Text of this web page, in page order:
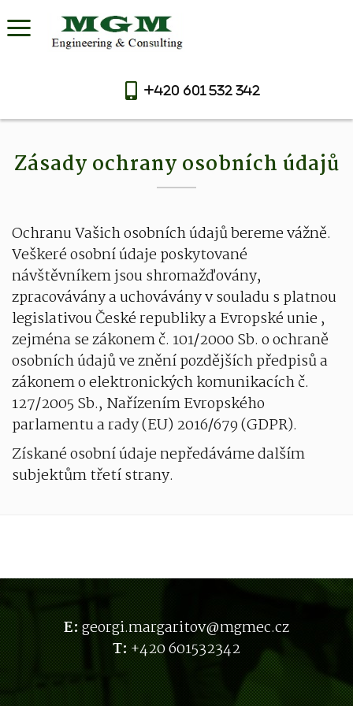
+420 601 532 342
Zásady ochrany osobních údajů
Ochranu Vašich osobních údajů bereme vážně.
Veškeré osobní údaje poskytované
návštěvníkem jsou shromažďovány,
zpracovávány a uchovávány v souladu s platnou
legislativou České republiky a Evropské unie ,
zejména se zákonem č. 101/2000 Sb. o ochraně
osobních údajů ve znění pozdějších předpisů a
zákonem o elektronických komunikacích č.
127/2005 Sb., Nařízením Evropského
parlamentu a rady (EU) 2016/679 (GDPR).
Získané osobní údaje nepředáváme dalším
subjektům třetí strany.
E:georgi.margaritov@mgmec.cz
T:+420 601532342